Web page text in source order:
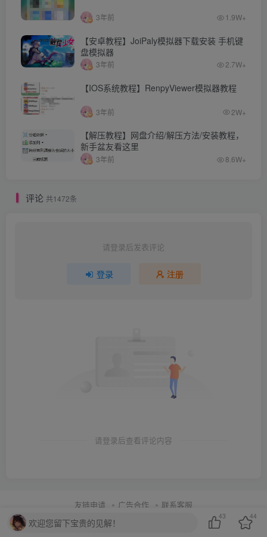
3年前 1.9W+
【安卓教程】JoiPaly模拟器下载安装 手机键
盘模拟器
3年前 2.7W+
【IOS系统教程】RenpyViewer模拟器教程
3年前 2W+
【解压教程】网盘介绍/解压方法/安装教程，
新手盆友看这里
3年前 8.6W+
评论 共1472条
请登录后发表评论
登录 注册
请登录后查看评论内容
友链申请 广告合作 联系客服
Copyright © 2021-2026 ·
本站仅对18岁以上成年人开放，仅供个人娱乐使用。请遵守当地法律法
欢迎您留下宝贵的见解！
43 44